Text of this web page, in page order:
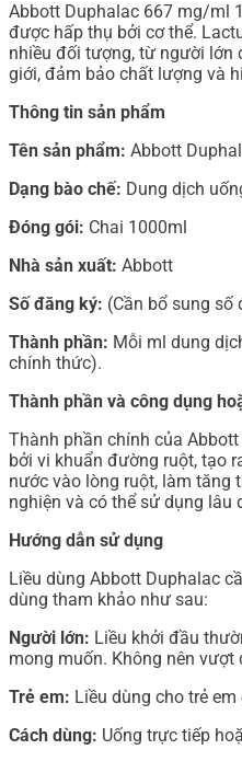
Abbott Duphalac 667 mg/ml
được hấp thụ bởi cơ thể.
nhiều đối tượng, từ người lớn
giới, đảm bảo chất lượng và
Thông tin sản phẩm
Tên sản phẩm: Abbott
Dạng bào chế: Dung dịch
Đóng gói: Chai 1000ml
Nhà sản xuất: Abbott
Số đăng ký: (Cần bổ sung
Thành phần: Mỗi ml dung
chính thức).
Thành phần và công dụng
Thành phần chính của
bởi vi khuẩn đường ruột, tạo
nước vào lòng ruột, làm tăng
nghiện và có thể sử dụng
Hướng dẫn sử dụng
Liều dùng Abbott Duphalac
dùng tham khảo như sau:
Người lớn: Liều khởi đầu
mong muốn. Không nên
Trẻ em: Liều dùng cho trẻ
Cách dùng: Uống trực tiếp